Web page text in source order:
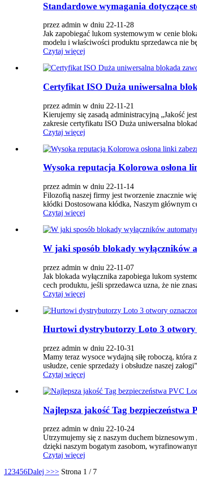
Standardowe wymagania dotyczące
przez admin w dniu 22-11-28
Jak zapobiegać lukom systemowym w cenie
modelu i właściwości produktu sprzedawca nie
Czytaj więcej
Certyfikat ISO Duża uniwersalna
przez admin w dniu 22-11-21
Kierujemy się zasadą administracyjną „Jakość
zakresie certyfikatu ISO Duża uniwersalna
Czytaj więcej
Wysoka reputacja Kolorowa osłona
przez admin w dniu 22-11-14
Filozofią naszej firmy jest tworzenie znacznie
kłódki Dostosowana kłódka, Naszym głównym
Czytaj więcej
W jaki sposób blokady wyłączników
przez admin w dniu 22-11-07
Jak blokada wyłącznika zapobiega lukom
cech produktu, jeśli sprzedawca uzna, że ​​nie
Czytaj więcej
Hurtowi dystrybutorzy Loto 3 otwory
przez admin w dniu 22-10-31
Mamy teraz wysoce wydajną siłę roboczą, która
usłudze, cenie sprzedaży i obsłudze naszej
Czytaj więcej
Najlepsza jakość Tag bezpieczeństwa
przez admin w dniu 22-10-24
Utrzymujemy się z naszym duchem
dzięki naszym bogatym zasobom,
Czytaj więcej
123456Dalej >>> Strona 1 / 7